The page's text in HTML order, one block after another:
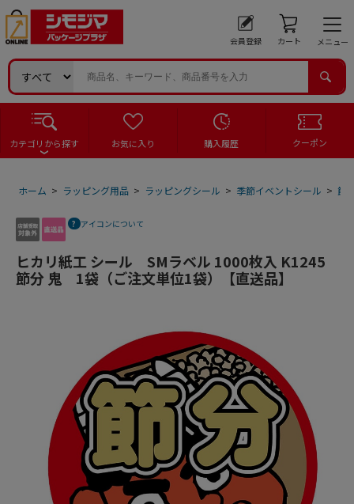
会員登録 カート メニュー
カテゴリから探す お気に入り 購入履歴 クーポン
ホーム > ラッピング用品 > ラッピングシール > 季節イベントシール > 節
アイコンについて
ヒカリ紙工 シール SMラベル 1000枚入 K1245
節分 鬼 1袋（ご注文単位1袋）【直送品】